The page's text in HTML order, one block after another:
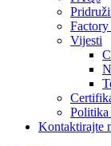
Vijesti
Politika
Kontaktirajte